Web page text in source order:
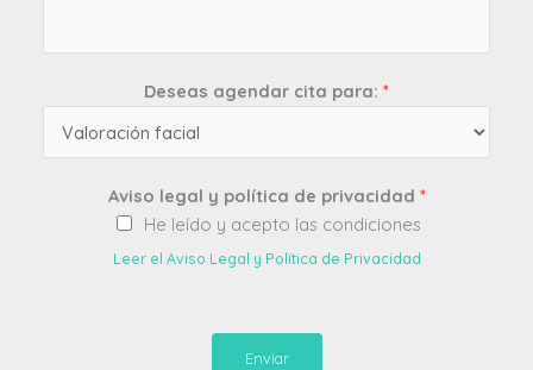
Deseas agendar cita para: *
Aviso legal y política de privacidad *
He leído y acepto las condiciones
Leer el Aviso Legal y Política de Privacidad
Enviar